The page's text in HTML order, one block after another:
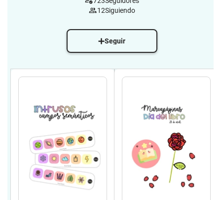
12Siguiendo
Seguir